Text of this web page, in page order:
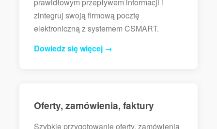
zintegruj swoją firmową pocztę
elektroniczną z systemem CSMART.
Dowiedz się więcej →
Oferty, zamówienia, faktury
Szybkie przygotowanie oferty, zamówienia